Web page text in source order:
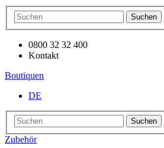
Suchen
0800 32 32 400
Kontakt
Boutiquen
DE
Suchen
Zubehör